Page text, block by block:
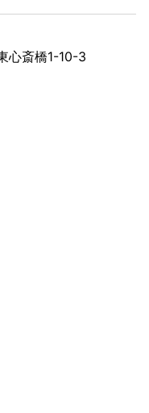
心斎橋1-10-3